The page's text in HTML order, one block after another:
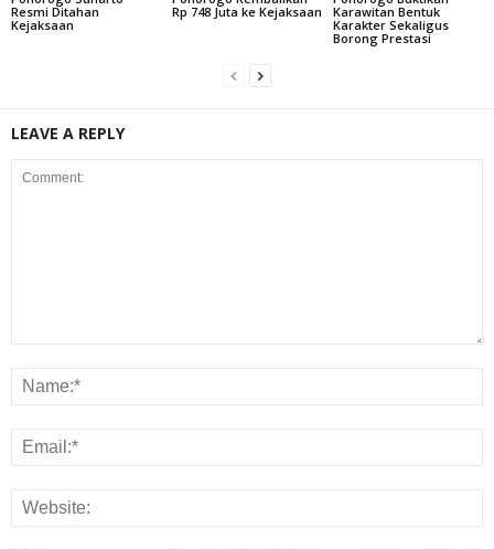
Resmi Ditahan
Kejaksaan
Rp 748 Juta ke Kejaksaan
Karawitan Bentuk
Karakter Sekaligus
Borong Prestasi
LEAVE A REPLY